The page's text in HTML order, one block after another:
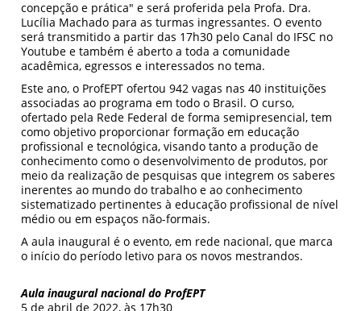
concepção e prática" e será proferida pela Profa. Dra.
Lucília Machado para as turmas ingressantes. O evento
será transmitido a partir das 17h30 pelo Canal do IFSC no
Youtube e também é aberto a toda a comunidade
acadêmica, egressos e interessados no tema.
Este ano, o ProfEPT ofertou 942 vagas nas 40 instituições
associadas ao programa em todo o Brasil. O curso,
ofertado pela Rede Federal de forma semipresencial, tem
como objetivo proporcionar formação em educação
profissional e tecnológica, visando tanto a produção de
conhecimento como o desenvolvimento de produtos, por
meio da realização de pesquisas que integrem os saberes
inerentes ao mundo do trabalho e ao conhecimento
sistematizado pertinentes à educação profissional de nível
médio ou em espaços não-formais.
A aula inaugural é o evento, em rede nacional, que marca
o início do período letivo para os novos mestrandos.
Aula inaugural nacional do ProfEPT
5 de abril de 2022, às 17h30